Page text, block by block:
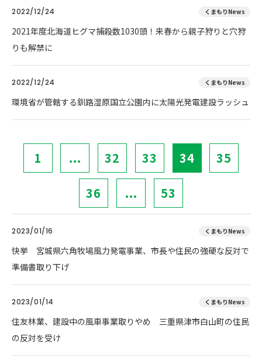
2022/12/24 くまもりNews
2021年度北海道ヒグマ捕殺数1030頭！来春から親子狩りと穴狩
りも解禁に
2022/12/24 くまもりNews
環境省が管轄する釧路湿原国立公園内に太陽光発電建設ラッシュ
1 ... 32 33 34 35
36 ... 53
2023/01/16 くまもりNews
快挙 宮城県六角牧場風力発電事業、市長や住民の強硬な反対で
準備書取り下げ
2023/01/14 くまもりNews
住友林業、建設中の風車事業取りやめ 三重県津市白山町の住民
の反対を受け